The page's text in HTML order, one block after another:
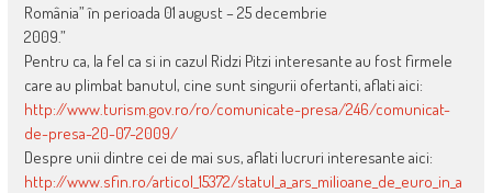
România” în perioada 01 august – 25 decembrie
2009.”
Pentru ca, la fel ca si in cazul Ridzi Pitzi interesante au fost firmele
care au plimbat banutul, cine sunt singurii ofertanti, aflati aici:
http://www.turism.gov.ro/ro/comunicate-presa/246/comunicat-
de-presa-20-07-2009/
Despre unii dintre cei de mai sus, aflati lucruri interesante aici:
http://www.sfin.ro/articol_15372/statul_a_ars_milioane_de_euro_in_a